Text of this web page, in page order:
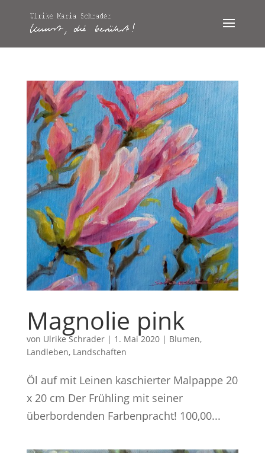
Magnolie pink
von Ulrike Schrader| 1. Mai 2020| Blumen,
Landleben, Landschaften
Öl auf mit Leinen kaschierter Malpappe 20
x 20 cm Der Frühling mit seiner
überbordenden Farbenpracht! 100,00...